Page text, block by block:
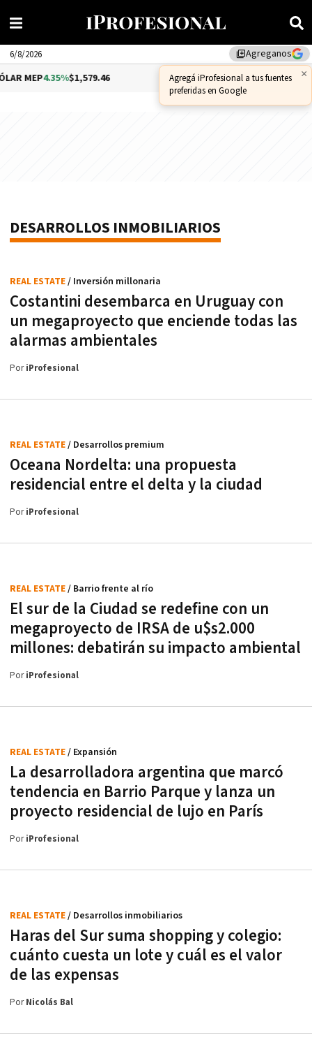
library_addAgreganos
×
Agregá iProfesional a tus fuentes
preferidas en Google
6/8/2026
MEP4.35%$1,579.46 DÓLAR CCL1.02% $1,575.53
DESARROLLOS INMOBILIARIOS
Costantini desembarca en Uruguay con
un megaproyecto que enciende todas las
alarmas ambientales
REAL ESTATE/ Inversión millonaria
PoriProfesional
Oceana Nordelta: una propuesta
residencial entre el delta y la ciudad
REAL ESTATE/ Desarrollos premium
PoriProfesional
El sur de la Ciudad se redefine con un
megaproyecto de IRSA de u$s2.000
millones: debatirán su impacto ambiental
REAL ESTATE/ Barrio frente al río
PoriProfesional
La desarrolladora argentina que marcó
tendencia en Barrio Parque y lanza un
proyecto residencial de lujo en París
REAL ESTATE/ Expansión
PoriProfesional
Haras del Sur suma shopping y colegio:
cuánto cuesta un lote y cuál es el valor
de las expensas
REAL ESTATE/ Desarrollos inmobiliarios
PorNicolás Bal